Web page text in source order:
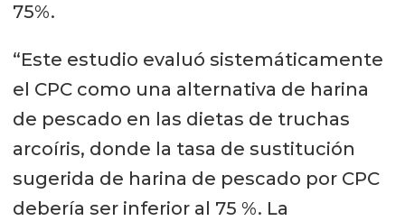
75%.
“Este estudio evaluó sistemáticamente
el CPC como una alternativa de harina
de pescado en las dietas de truchas
arcoíris, donde la tasa de sustitución
sugerida de harina de pescado por CPC
debería ser inferior al 75 %. La